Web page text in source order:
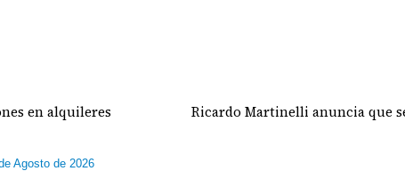
alquileres Ricardo Martinelli anuncia que será
Agosto de 2026